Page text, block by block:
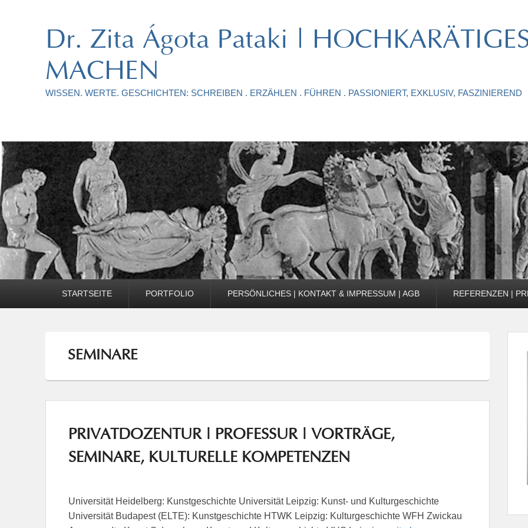
Dr. Zita Ágota Pataki |
MACHEN
WISSEN. WERTE. GESCHICHTEN: SCHREIBEN . ERZÄHLEN . FÜHREN . PASSIONIERT, EXKLUSIV, FASZINIEREND
STARTSEITE
PORTFOLIO PERSÖNLICHES | KONTAKT & IMPRESSUM | AGB REFERENZEN |
SEMINARE
PRIVATDOZENTUR | PROFESSUR | VORTRÄGE,
SEMINARE, KULTURELLE KOMPETENZEN
Universität Heidelberg: Kunstgeschichte Universität Leipzig: Kunst- und Kulturgeschichte
Universität Budapest (ELTE): Kunstgeschichte HTWK Leipzig: Kulturgeschichte WFH Zwickau